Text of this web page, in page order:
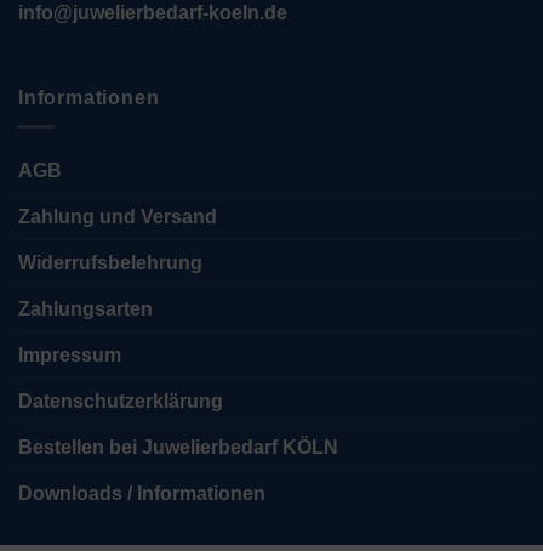
info@juwelierbedarf-koeln.de
Informationen
AGB
Zahlung und Versand
Widerrufsbelehrung
Zahlungsarten
Impressum
Datenschutzerklärung
Bestellen bei Juwelierbedarf KÖLN
Downloads / Informationen